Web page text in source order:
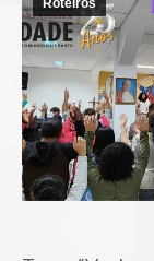
Roteiros